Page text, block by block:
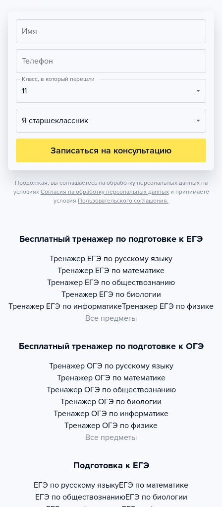
Имя
Телефон
Класс, в который перешли
11
Я старшеклассник
Записаться на консультацию
Продолжая, вы соглашаетесь на обработку персональных данных на
условиях Согласия на обработку персональных данных и принимаете
условия Пользовательского соглашения.
Бесплатный тренажер по подготовке к ЕГЭ
Тренажер ЕГЭ по русскому языку
Тренажер ЕГЭ по математике
Тренажер ЕГЭ по обществознанию
Тренажер ЕГЭ по биологии
Тренажер ЕГЭ по информатикеТренажер ЕГЭ по физике
Все предметы
Бесплатный тренажер по подготовке к ОГЭ
Тренажер ОГЭ по русскому языку
Тренажер ОГЭ по математике
Тренажер ОГЭ по обществознанию
Тренажер ОГЭ по биологии
Тренажер ОГЭ по информатике
Тренажер ОГЭ по физике
Все предметы
Подготовка к ЕГЭ
ЕГЭ по русскому языкуЕГЭ по математике
ЕГЭ по обществознаниюЕГЭ по биологии